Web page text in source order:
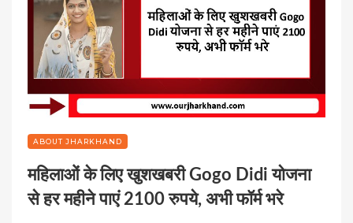
ABOUT JHARKHAND
महिलाओं के लिए खुशखबरी Gogo Didi योजना
से हर महीने पाएं 2100 रुपये, अभी फॉर्म भरे